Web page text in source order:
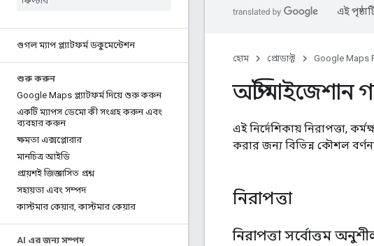
গুগল ম্যাপ প্ল্যাটফর্ম ডকুমেন্টেশন
শুরু করুন
Google Maps প্ল্যাটফর্ম দিয়ে শুরু করুন
একটি ম্যাপস ডেমো কী সংগ্রহ করুন এবং
ব্যবহার করুন
ক্ষমতা এক্সপ্লোরার
মানচিত্র আইডি
প্রায়শই জিজ্ঞাসিত প্রশ্ন
সহায়তা এবং সম্পদ
কাস্টমার কেয়ার, কাস্টমার কেয়ার
AI এর জন্য সম্পদ
এই
হোম প্রোডাক্ট Google Maps
অপ্টিমাইজেশান
এই নির্দেশিকায় নিরাপত্তা,
করার জন্য বিভিন্ন কৌশল
নিরাপত্তা
নিরাপত্তা সর্বোত্তম